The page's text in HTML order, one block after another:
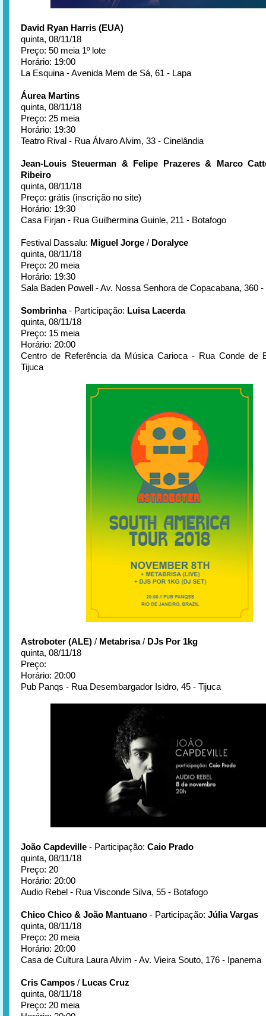
David Ryan Harris (EUA)
quinta, 08/11/18
Preço: 50 meia 1º lote
Horário: 19:00
La Esquina - Avenida Mem de Sá, 61 - Lapa
Áurea Martins
quinta, 08/11/18
Preço: 25 meia
Horário: 19:30
Teatro Rival - Rua Álvaro Alvim, 33 - Cinelândia
Jean-Louis Steuerman & Felipe Prazeres & Marco
Ribeiro
quinta, 08/11/18
Preço: grátis (inscrição no site)
Horário: 19:30
Casa Firjan - Rua Guilhermina Guinle, 211 - Botafogo
Festival Dassalu: Miguel Jorge / Doralyce
quinta, 08/11/18
Preço: 20 meia
Horário: 19:30
Sala Baden Powell - Av. Nossa Senhora de Copacabana, 360
Sombrinha- Participação: Luisa Lacerda
quinta, 08/11/18
Preço: 15 meia
Horário: 20:00
Centro de Referência da Música Carioca - Rua Conde de
Tijuca
Astroboter (ALE) / Metabrisa/ DJs Por 1kg
quinta, 08/11/18
Preço:
Horário: 20:00
Pub Panqs - Rua Desembargador Isidro, 45 - Tijuca
João Capdeville - Participação: Caio Prado
quinta, 08/11/18
Preço: 20
Horário: 20:00
Audio Rebel - Rua Visconde Silva, 55 - Botafogo
Chico Chico & João Mantuano - Participação: Júlia Vargas
quinta, 08/11/18
Preço: 20 meia
Horário: 20:00
Casa de Cultura Laura Alvim - Av. Vieira Souto, 176 - Ipanema
Cris Campos / Lucas Cruz
quinta, 08/11/18
Preço: 20 meia